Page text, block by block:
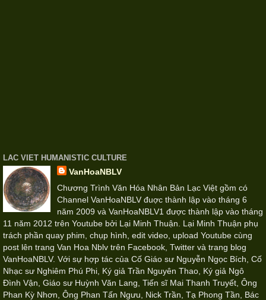
LAC VIET HUMANISTIC CULTURE
VanHoaNBLV
Chương Trình Văn Hóa Nhân Bản Lạc Việt gồm có
Channel VanHoaNBLV đuợc thành lập vào tháng 6
năm 2009 và VanHoaNBLV1 được thành lập vào tháng
11 năm 2012 trên Youtube bởi Lại Minh Thuận. Lại Minh Thuận phụ
trách phần quay phim, chụp hình, edit video, upload Youtube cùng
post lên trang Van Hoa Nblv trên Facebook, Twitter và trang blog
VanHoaNBLV. Với sự hợp tác của Cố Giáo sư Nguyễn Ngọc Bích, Cố
Nhạc sư Nghiêm Phú Phi, Ký giả Trần Nguyên Thao, Ký giả Ngô
Đình Vận, Giáo sư Huỳnh Văn Lang, Tiến sĩ Mai Thanh Truyết, Ông
Phan Kỳ Nhơn, Ông Phan Tấn Ngưu, Nick Trần, Tạ Phong Tần, Bác